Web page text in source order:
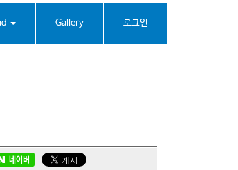
Gallery 로그인
네이버